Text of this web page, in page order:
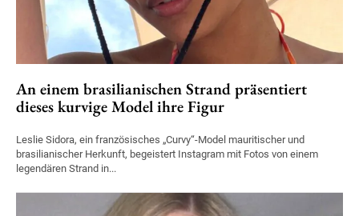
An einem brasilianischen Strand präsentiert
dieses kurvige Model ihre Figur
Leslie Sidora, ein französisches „Curvy“-Model mauritischer und
brasilianischer Herkunft, begeistert Instagram mit Fotos von einem
legendären Strand in...